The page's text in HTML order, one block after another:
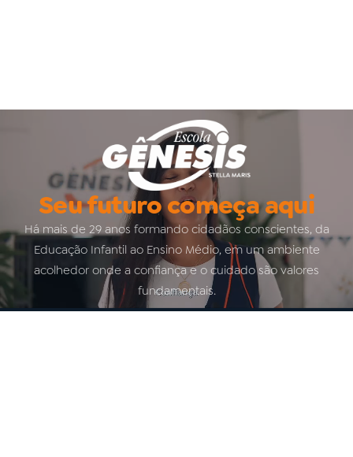
Seu futuro começa aqui
Há mais de 29 anos formando cidadãos conscientes, da
Educação Infantil ao Ensino Médio, em um ambiente
acolhedor onde a confiança e o cuidado são valores
fundamentais.